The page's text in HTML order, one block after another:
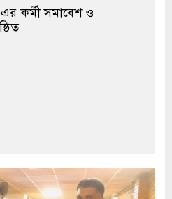
এর কর্মী সমাবেশ ও